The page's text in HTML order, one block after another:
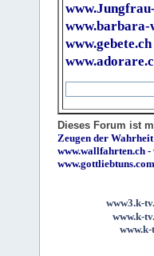
www.barbara-
www.gebete.ch
Dieses Forum ist
Zeugen der Wahrheit
www.wallfahrten.ch -
www.gottliebtuns.com
www3.k-
www.k-